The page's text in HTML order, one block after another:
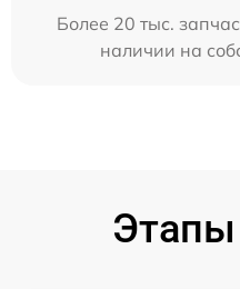
Более 20 тыс.
наличии на